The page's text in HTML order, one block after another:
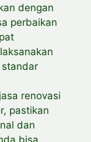
dengan
perbaikan
renovasi
pastikan
dan